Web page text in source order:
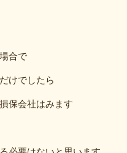
合で
けでしたら
保会社はみます